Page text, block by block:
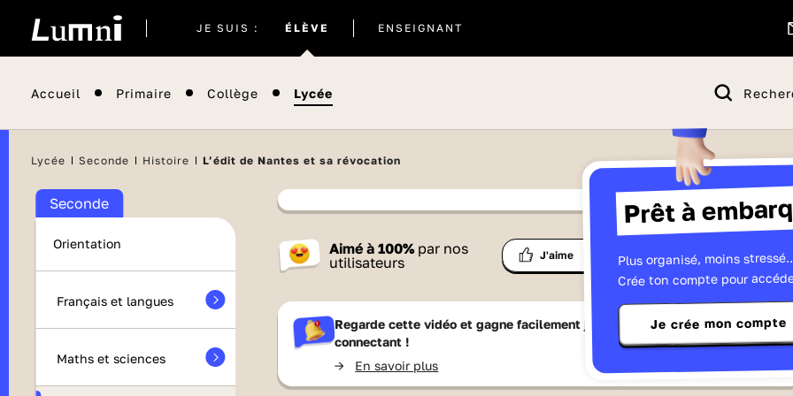
JE SUIS : ÉLÈVE
actuel
ENSEIGNANT
Accueil Primaire Collège Lycée
Prêt à
Plus organisé, moins
Crée ton compte pour
Je crée mon compte
Lycée Seconde Histoire L’édit de Nantes et sa révocation
Seconde
Orientation
Français et langues
Maths et sciences
Contenu proposé par
France Télévisions
Aimé à100% par nos
utilisateurs
J'aime
liste
Partager
Regarde cette vidéo et gagne facilement jusqu'à 15 Lumnizen te
connectant !
-> En savoir plus